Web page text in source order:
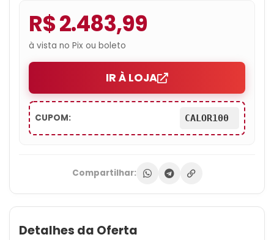
R$ 2.483,99
à vista no Pix ou boleto
IR À LOJA
CUPOM: CALOR100
Compartilhar:
Detalhes da Oferta